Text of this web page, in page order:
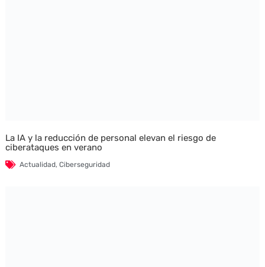
La IA y la reducción de personal elevan el riesgo de
ciberataques en verano
Actualidad, Ciberseguridad